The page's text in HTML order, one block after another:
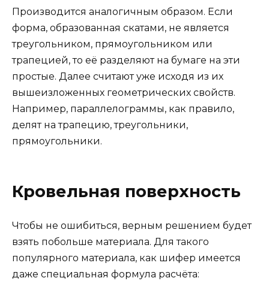
Производится аналогичным образом. Если
форма, образованная скатами, не является
треугольником, прямоугольником или
трапецией, то её разделяют на бумаге на эти
простые. Далее считают уже исходя из их
вышеизложенных геометрических свойств.
Например, параллелограммы, как правило,
делят на трапецию, треугольники,
прямоугольники.
Кровельная поверхность
Чтобы не ошибиться, верным решением будет
взять побольше материала. Для такого
популярного материала, как шифер имеется
даже специальная формула расчёта: